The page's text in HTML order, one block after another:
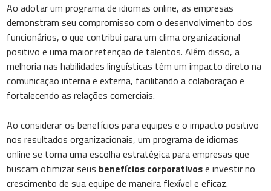
Ao adotar um programa de idiomas online, as empresas
demonstram seu compromisso com o desenvolvimento dos
funcionários, o que contribui para um clima organizacional
positivo e uma maior retenção de talentos. Além disso, a
melhoria nas habilidades linguísticas têm um impacto direto na
comunicação interna e externa, facilitando a colaboração e
fortalecendo as relações comerciais.
Ao considerar os benefícios para equipes e o impacto positivo
nos resultados organizacionais, um programa de idiomas
online se torna uma escolha estratégica para empresas que
buscam otimizar seus benefícios corporativose investir no
crescimento de sua equipe de maneira flexível e eficaz.